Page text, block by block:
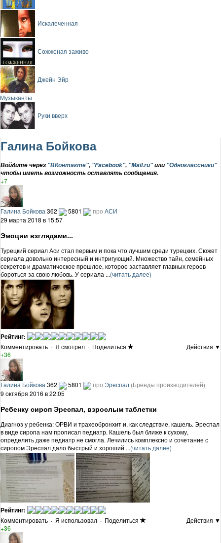
Искалеченная
Сожженая заживо
Джейн Эйр
Музыканты
Руки вверх
Галина Бойкова
Войдите через "ВКонтакте", "Facebook", "Mail.ru"или "Одноклассники"
чтобы иметь возможность оставлять сообщения.
+7
Галина Бойкова 362 5801 про АСИ
29 марта 2018 в 15:57
Эмоции взглядами...
Турецкий сериал Аси стал первым и пока что лучшим среди турецких. Сюжет
сериала довольно интересный и интригующий. Множество тайн, семейных
секретов и драматическое прошлое, которое заставляет главных героев
бороться за свою любовь. У сериала ...(читать далее)
Рейтинг:
Комментировать · Я смотрел · Поделиться
Действия ▼
+36
Галина Бойкова 362 5801 про Эреспал (Бренды производителей)
9 октября 2016 в 22:05
Ребенку сироп Эреспал, взрослым таблетки
Диагноз у ребенка: ОРВИ и трахеобронхит и, как следствие, кашель. Эреспал
в виде сиропа нам прописал педиатр. Кашель был ближе к сухому,
определить даже педиатр не смогла. Лечились комплексно и сочетание с
сиропом Эреспал дало быстрый и хороший ...(читать далее)
Рейтинг:
Комментировать · Я использовал · Поделиться
Действия ▼
+36